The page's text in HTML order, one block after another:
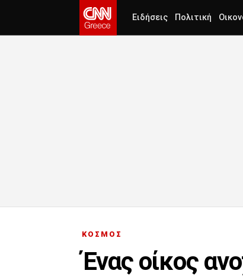
Ειδήσεις Πολιτική
ΚΟΣΜΟΣ
Ένας οίκος